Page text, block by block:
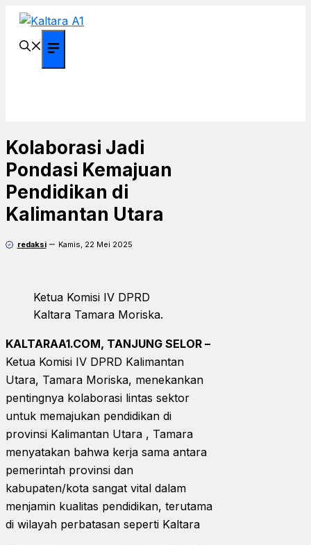
Langsung
Kolaborasi Jadi
Pondasi Kemajuan
Pendidikan di
Kalimantan Utara
redaksi Kamis, 22 Mei 2025
Ketua Komisi IV DPRD
Kaltara Tamara Moriska.
KALTARAA1.COM, TANJUNG SELOR –
Ketua Komisi IV DPRD Kalimantan
Utara, Tamara Moriska, menekankan
pentingnya kolaborasi lintas sektor
untuk memajukan pendidikan di
provinsi Kalimantan Utara , Tamara
menyatakan bahwa kerja sama antara
pemerintah provinsi dan
kabupaten/kota sangat vital dalam
menjamin kualitas pendidikan, terutama
di wilayah perbatasan seperti Kaltara